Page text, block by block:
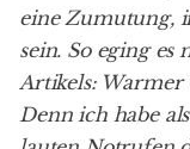
eine Zumutung,
sein. So eging
Artikels: Warmer
Denn ich habe